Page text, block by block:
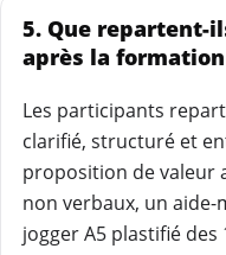
5. Que repartent-
après la formation
Les participants
clarifié, structuré et
proposition de valeur
non verbaux, un
jogger A5 plastifié